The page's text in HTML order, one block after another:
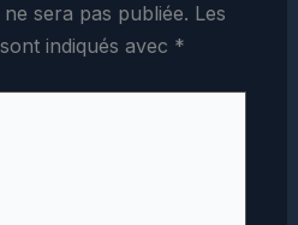
sera pas publiée. Les
indiqués avec *